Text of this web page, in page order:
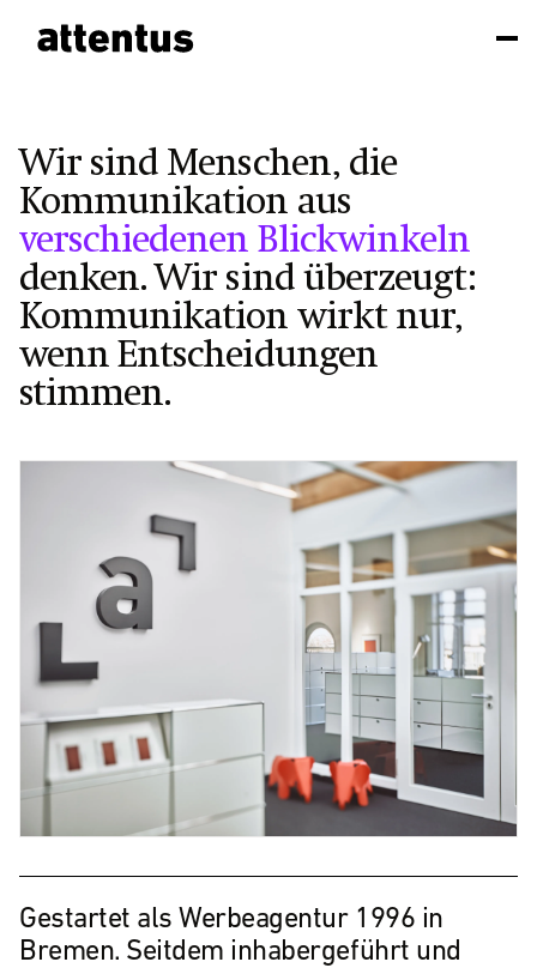
Wir sind Menschen, die
Kommunikation aus
verschiedenen Blickwinkeln
denken. Wir sind überzeugt:
Kommunikation wirkt nur,
wenn Entscheidungen
stimmen.
Gestartet als Werbeagentur 1996 in
Bremen. Seitdem inhabergeführt und